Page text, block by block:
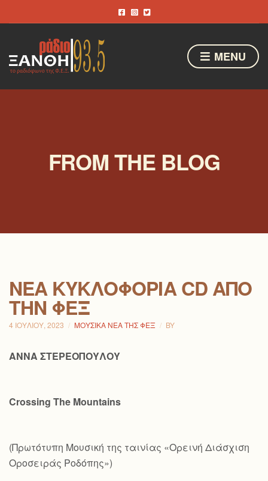
MENU
FROM THE BLOG
ΝΕΑ ΚΥΚΛΟΦΟΡΙΑ CD ΑΠΟ
ΤΗΝ ΦΕΞ
4 ΙΟΥΛΊΟΥ, 2023 ΜΟΥΣΙΚΆ ΝΈΑ ΤΗΣ ΦΕΞ BY
ΑΝΝΑ ΣΤΕΡΕΟΠΟΥΛΟΥ
Crossing The Mountains
(Πρωτότυπη Μουσική της ταινίας «Ορεινή Διάσχιση
Οροσειράς Ροδόπης»)